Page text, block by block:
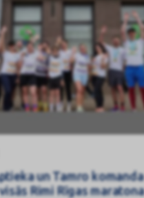
un Tamro
Rimi Rīgas